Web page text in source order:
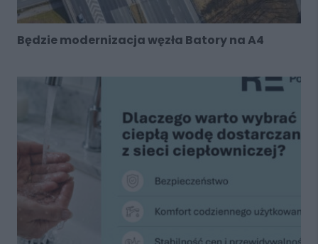
Będzie modernizacja węzła Batory na A4